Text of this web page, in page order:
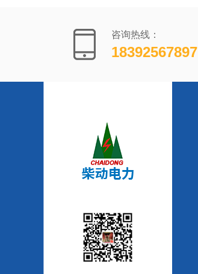
咨询热线：
18392567897